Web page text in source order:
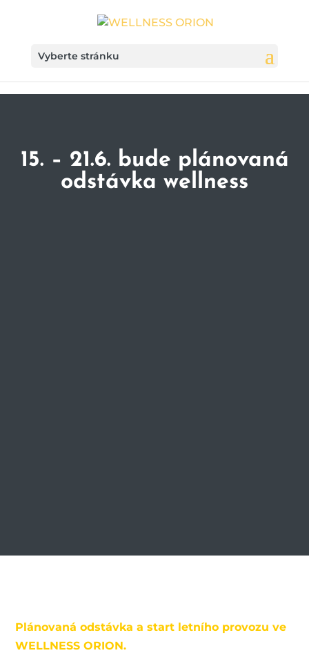
Vyberte stránku
15. – 21.6. bude plánovaná
odstávka wellness
Plánovaná odstávka a start letního provozu ve
WELLNESS ORION.